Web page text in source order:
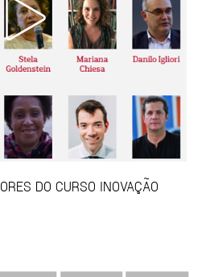
DO CURSO INOVAÇÃO